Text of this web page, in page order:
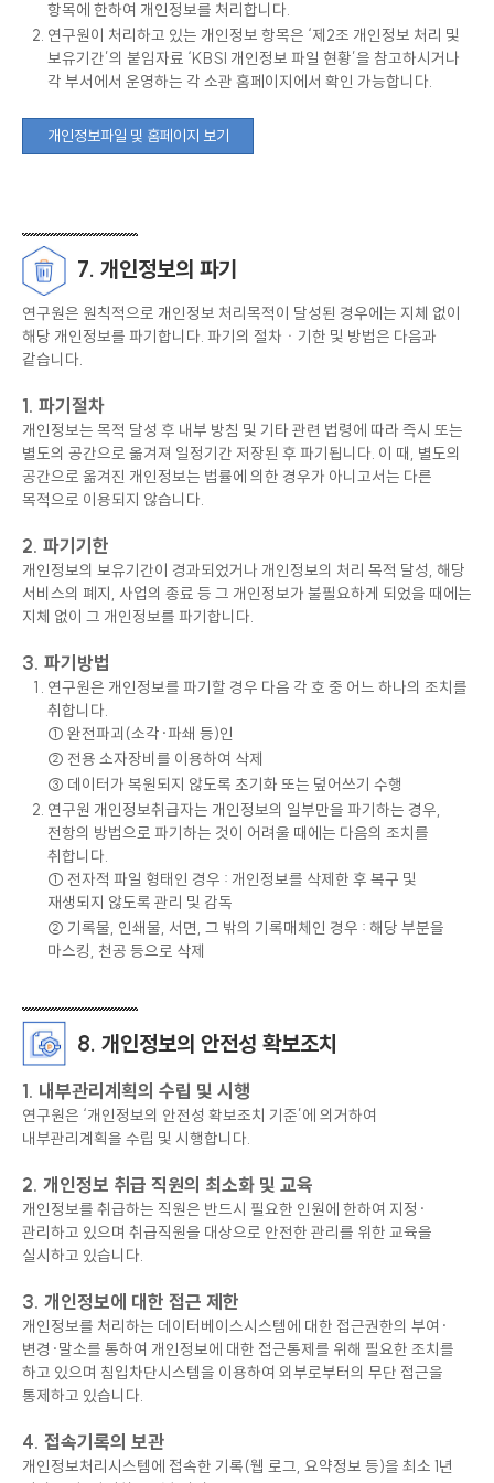
항목에 한하여 개인정보를 처리합니다.
연구원이 처리하고 있는 개인정보 항목은 ‘제2조 개인정보 처리 및
보유기간’의 붙임자료 ‘KBSI 개인정보 파일 현황’을 참고하시거나
각 부서에서 운영하는 각 소관 홈페이지에서 확인 가능합니다.
개인정보파일 및 홈페이지 보기
7. 개인정보의 파기
연구원은 원칙적으로 개인정보 처리목적이 달성된 경우에는 지체 없이
해당 개인정보를 파기합니다. 파기의 절차ㆍ기한 및 방법은 다음과
같습니다.
1. 파기절차
개인정보는 목적 달성 후 내부 방침 및 기타 관련 법령에 따라 즉시 또는
별도의 공간으로 옮겨져 일정기간 저장된 후 파기됩니다. 이 때, 별도의
공간으로 옮겨진 개인정보는 법률에 의한 경우가 아니고서는 다른
목적으로 이용되지 않습니다.
2. 파기기한
개인정보의 보유기간이 경과되었거나 개인정보의 처리 목적 달성, 해당
서비스의 폐지, 사업의 종료 등 그 개인정보가 불필요하게 되었을 때에는
지체 없이 그 개인정보를 파기합니다.
3. 파기방법
연구원은 개인정보를 파기할 경우 다음 각 호 중 어느 하나의 조치를
취합니다.
① 완전파괴(소각·파쇄 등)인
② 전용 소자장비를 이용하여 삭제
③ 데이터가 복원되지 않도록 초기화 또는 덮어쓰기 수행
연구원 개인정보취급자는 개인정보의 일부만을 파기하는 경우,
전항의 방법으로 파기하는 것이 어려울 때에는 다음의 조치를
취합니다.
① 전자적 파일 형태인 경우 : 개인정보를 삭제한 후 복구 및
재생되지 않도록 관리 및 감독
② 기록물, 인쇄물, 서면, 그 밖의 기록매체인 경우 : 해당 부분을
마스킹, 천공 등으로 삭제
8. 개인정보의 안전성 확보조치
1. 내부관리계획의 수립 및 시행
연구원은 ‘개인정보의 안전성 확보조치 기준’에 의거하여
내부관리계획을 수립 및 시행합니다.
2. 개인정보 취급 직원의 최소화 및 교육
개인정보를 취급하는 직원은 반드시 필요한 인원에 한하여 지정·
관리하고 있으며 취급직원을 대상으로 안전한 관리를 위한 교육을
실시하고 있습니다.
3. 개인정보에 대한 접근 제한
개인정보를 처리하는 데이터베이스시스템에 대한 접근권한의 부여·
변경·말소를 통하여 개인정보에 대한 접근통제를 위해 필요한 조치를
하고 있으며 침입차단시스템을 이용하여 외부로부터의 무단 접근을
통제하고 있습니다.
4. 접속기록의 보관
개인정보처리시스템에 접속한 기록(웹 로그, 요약정보 등)을 최소 1년